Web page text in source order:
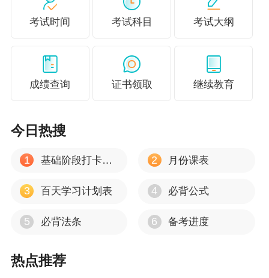
考试时间 考试科目 考试大纲
成绩查询 证书领取 继续教育
今日热搜
1 基础阶段打卡计划 2 月份课表
3 百天学习计划表 4 必背公式
5 必背法条 6 备考进度
热点推荐